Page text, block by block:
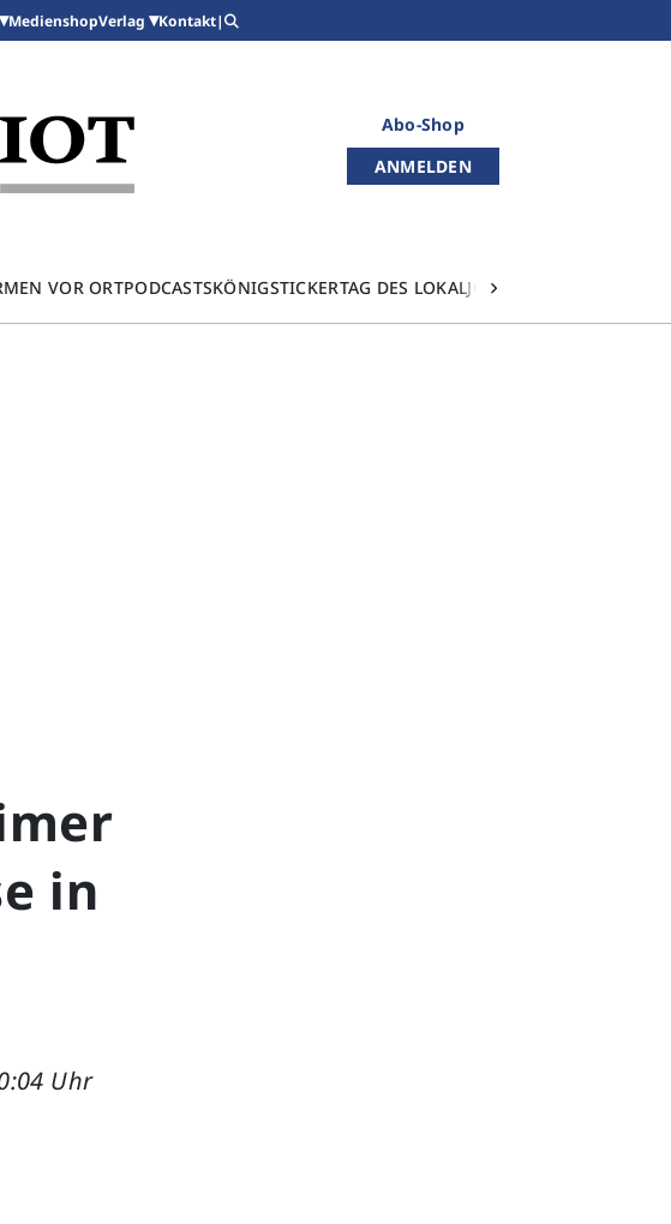
MedienshopVerlag Kontakt|
Abo-Shop
ANMELDEN
VOR ORTPODCASTSKÖNIGSTICKERTAG DES LOKALJOURNALISMUS
in
Uhr